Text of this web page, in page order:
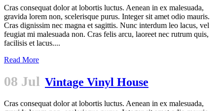
Cras consequat dolor at lobortis luctus. Aenean in ex malesuada,
gravida lorem non, scelerisque purus. Integer sit amet odio mauris.
Cras dignissim nec magna et sagittis. Nunc interdum leo lacus, vel
feugiat mi malesuada non. Cras felis arcu, laoreet nec rutrum quis,
facilisis et lacus....
Read More
08 Jul Vintage Vinyl House
Cras consequat dolor at lobortis luctus. Aenean in ex malesuada,